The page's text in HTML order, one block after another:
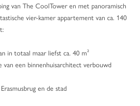
van The CoolTower en met panoramisch
vier-kamer appartement van ca. 140
in totaal maar liefst ca. 40 m²
van een binnenhuisarchitect verbouwd
en de stad